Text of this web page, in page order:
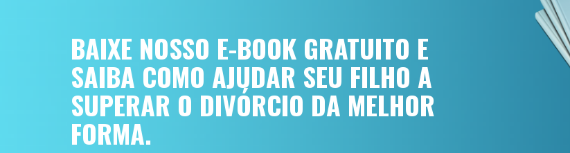
BAIXE NOSSO E-BOOK GRATUITO E
SAIBA COMO AJUDAR SEU FILHO A
SUPERAR O DIVÓRCIO DA MELHOR
FORMA.